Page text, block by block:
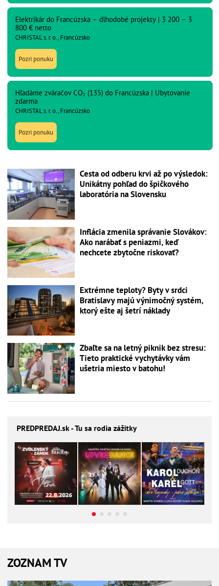
Elektrikár do Francúzska – dlhodobé projekty | 3 200 – 3
800 € netto
CHRISTAL s. r. o., Francúzsko
Pozri ponuku
Hľadáme zváračov CO₂ (135) do Francúzska | Ubytovanie
zdarma
CHRISTAL s. r. o., Francúzsko
Pozri ponuku
Cesta od odberu krvi až po výsledok:
Unikátny pohľad do špičkového
laboratória na Slovensku
Inflácia zmenila správanie Slovákov:
Ako narábať s peniazmi, keď
nechcete zbytočne riskovať?
Extrémne teploty? Byty v srdci
Bratislavy majú výnimočný systém,
ktorý ešte aj šetrí náklady
Zbaľte sa na letný piknik bez stresu:
Tieto praktické vychytávky vám
ušetria miesto v batohu!
PREDPREDAJ.sk - Tu sa rodia zážitky
ZOZNAM TV